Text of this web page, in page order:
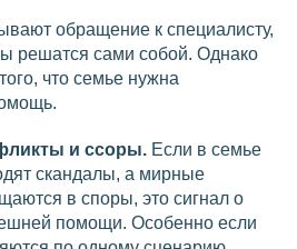
обращение к специалисту,
решатся сами собой. Однако
что семье нужна
и ссоры. Если в семье
скандалы, а мирные
в споры, это сигнал о
помощи. Особенно если